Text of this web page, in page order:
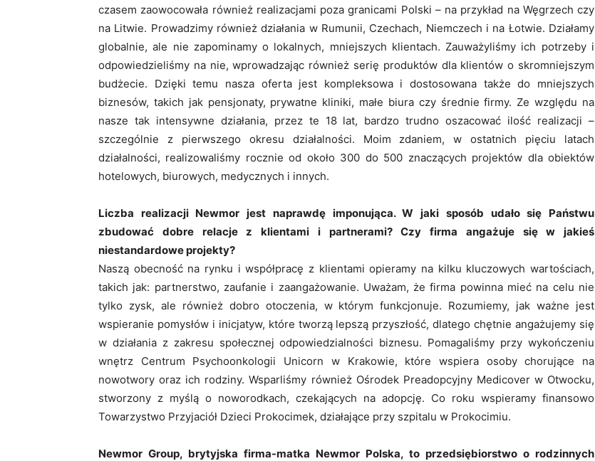
czasem zaowocowała również realizacjami poza granicami Polski – na przykład na Węgrzech czy
na Litwie. Prowadzimy również działania w Rumunii, Czechach, Niemczech i na Łotwie. Działamy
globalnie, ale nie zapominamy o lokalnych, mniejszych klientach. Zauważyliśmy ich potrzeby i
odpowiedzieliśmy na nie, wprowadzając również serię produktów dla klientów o skromniejszym
budżecie. Dzięki temu nasza oferta jest kompleksowa i dostosowana także do mniejszych
biznesów, takich jak pensjonaty, prywatne kliniki, małe biura czy średnie firmy. Ze względu na
nasze tak intensywne działania, przez te 18 lat, bardzo trudno oszacować ilość realizacji –
szczególnie z pierwszego okresu działalności. Moim zdaniem, w ostatnich pięciu latach
działalności, realizowaliśmy rocznie od około 300 do 500 znaczących projektów dla obiektów
hotelowych, biurowych, medycznych i innych.
Liczba realizacji Newmor jest naprawdę imponująca. W jaki sposób udało się Państwu
zbudować dobre relacje z klientami i partnerami? Czy firma angażuje się w jakieś
niestandardowe projekty?
Naszą obecność na rynku i współpracę z klientami opieramy na kilku kluczowych wartościach,
takich jak: partnerstwo, zaufanie i zaangażowanie. Uważam, że firma powinna mieć na celu nie
tylko zysk, ale również dobro otoczenia, w którym funkcjonuje. Rozumiemy, jak ważne jest
wspieranie pomysłów i inicjatyw, które tworzą lepszą przyszłość, dlatego chętnie angażujemy się
w działania z zakresu społecznej odpowiedzialności biznesu. Pomagaliśmy przy wykończeniu
wnętrz Centrum Psychoonkologii Unicorn w Krakowie, które wspiera osoby chorujące na
nowotwory oraz ich rodziny. Wsparliśmy również Ośrodek Preadopcyjny Medicover w Otwocku,
stworzony z myślą o noworodkach, czekających na adopcję. Co roku wspieramy finansowo
Towarzystwo Przyjaciół Dzieci Prokocimek, działające przy szpitalu w Prokocimiu.
Newmor Group, brytyjska firma-matka Newmor Polska, to przedsiębiorstwo o rodzinnych